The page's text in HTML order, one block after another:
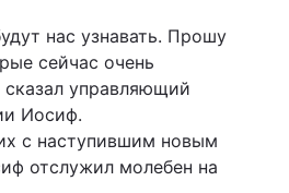
Лайт
Інциденти
Туризм
нас узнавать. Прошу
сейчас очень
управляющий
Иосиф.
с наступившим новым
отслужил молебен на